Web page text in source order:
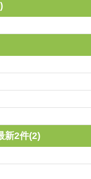
新2件(2)